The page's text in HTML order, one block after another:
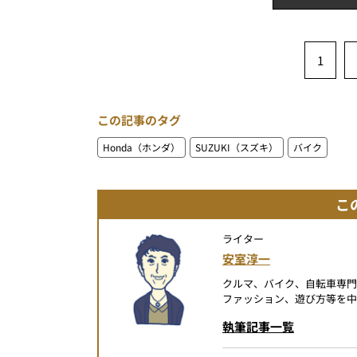
1
この記事のタグ
Honda（ホンダ） SUZUKI（スズキ） バイク
こ
ライター
安室淳一
クルマ、バイク、自転車専
ファッション、遊び方等を
執筆記事一覧